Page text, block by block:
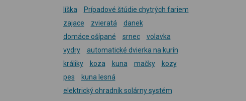
líška
Prípadové štúdie chytrých fariem
zajace
zvieratá
danek
domáce ošípané
srnec
volavka
vydry
automatické dvierka na kurín
králiky
koza kuna mačky
kozy
pes
kuna lesná
elektrický ohradník solárny systém